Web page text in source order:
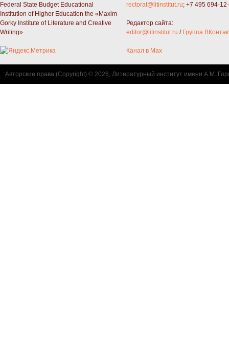
Federal State Budget Educational
Institution of Higher Education the «Maxim
Gorky Institute of Literature and Creative
Writing»
rectorat@litinstitut.ru; +7 495 694-
Редактор сайта:
editor@litinstitut.ru / Группа
Канал в Max
Авторские права (Copyright) © 2026, Литературный институт имени А.М.